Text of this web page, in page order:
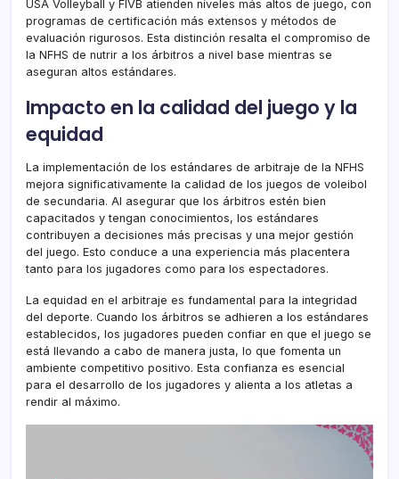
USA Volleyball y FIVB atienden niveles más altos de juego, con
programas de certificación más extensos y métodos de
evaluación rigurosos. Esta distinción resalta el compromiso de
la NFHS de nutrir a los árbitros a nivel base mientras se
aseguran altos estándares.
Impacto en la calidad del juego y la
equidad
La implementación de los estándares de arbitraje de la NFHS
mejora significativamente la calidad de los juegos de voleibol
de secundaria. Al asegurar que los árbitros estén bien
capacitados y tengan conocimientos, los estándares
contribuyen a decisiones más precisas y una mejor gestión
del juego. Esto conduce a una experiencia más placentera
tanto para los jugadores como para los espectadores.
La equidad en el arbitraje es fundamental para la integridad
del deporte. Cuando los árbitros se adhieren a los estándares
establecidos, los jugadores pueden confiar en que el juego se
está llevando a cabo de manera justa, lo que fomenta un
ambiente competitivo positivo. Esta confianza es esencial
para el desarrollo de los jugadores y alienta a los atletas a
rendir al máximo.